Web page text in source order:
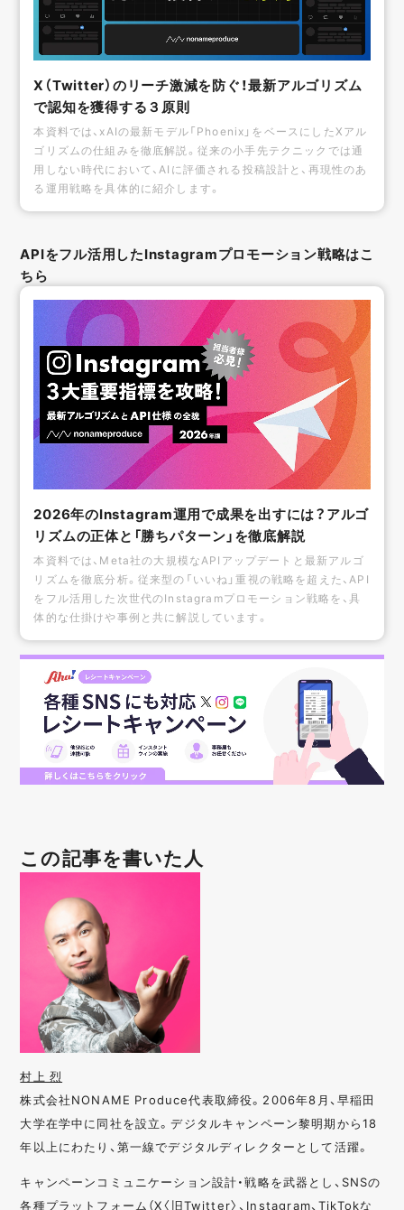
X（Twitter）のリーチ激減を防ぐ！最新アルゴリズム
で認知を獲得する３原則
本資料では、xAIの最新モデル「Phoenix」をベースにしたXアル
ゴリズムの仕組みを徹底解説。従来の小手先テクニックでは通
用しない時代において、AIに評価される投稿設計と、再現性のあ
る運用戦略を具体的に紹介します。
APIをフル活用したInstagramプロモーション戦略はこ
ちら
2026年のInstagram運用で成果を出すには？アルゴ
リズムの正体と「勝ちパターン」を徹底解説
本資料では、Meta社の大規模なAPIアップデートと最新アルゴ
リズムを徹底分析。従来型の「いいね」重視の戦略を超えた、API
をフル活用した次世代のInstagramプロモーション戦略を、具
体的な仕掛けや事例と共に解説しています。
この記事を書いた人
村上 烈
株式会社NONAME Produce代表取締役。2006年8月、早稲田
大学在学中に同社を設立。デジタルキャンペーン黎明期から18
年以上にわたり、第一線でデジタルディレクターとして活躍。
キャンペーンコミュニケーション設計・戦略を武器とし、SNSの
各種プラットフォーム（X〈旧Twitter〉、Instagram、TikTokな